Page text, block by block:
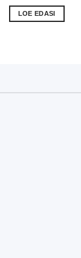
oli:
14,99 €.
LOE EDASI